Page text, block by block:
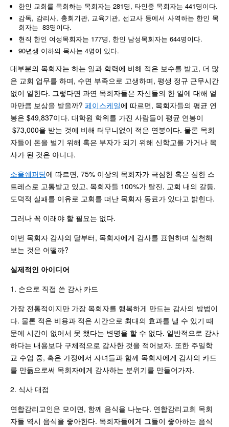
한인 교회를 목회하는 목회자는 281명, 타인종 목회자는 441명이다.
감독, 감리사, 총회기관, 교육기관, 선교사 등에서 사역하는 한인 목
회자는 83명이다.
현직 한인 여성목회자는 177명, 한인 남성목회자는 644명이다.
90년생 이하의 목사는 4명이 있다.
대부분의 목회자는 하는 일과 학력에 비해 적은 보수를 받고, 더 많
은 교회 업무를 하며, 수면 부족으로 고생하며, 평생 정규 근무시간
없이 일한다. 그렇다면 과연 목회자들은 자신들의 한 일에 대해 얼
마만큼 보상을 받을까? 페이스케일에 따르면, 목회자들의 평균 연
봉은 $49,837이다. 대학원 학위를 가진 사람들이 평균 연봉이
$73,000을 받는 것에 비해 터무니없이 적은 연봉이다. 물론 목회
자들이 돈을 벌기 위해 혹은 부자가 되기 위해 신학교를 가거나 목
사가 된 것은 아니다.
소울쉐퍼딩에 따르면, 75% 이상의 목회자가 극심한 혹은 심한 스
트레스로 고통받고 있고, 목회자들 100%가 탈진, 교회 내의 갈등,
도덕적 실패를 이유로 교회를 떠난 목회자 동료가 있다고 밝힌다.
그러나 꼭 이래야 할 필요는 없다.
이번 목회자 감사의 달부터, 목회자에게 감사를 표현하며 실천해
보는 것은 어떨까?
실제적인 아이디어
1. 손으로 직접 쓴 감사 카드
가장 전통적이지만 가장 목회자를 행복하게 만드는 감사의 방법이
다. 물론 적은 비용과 적은 시간으로 최대의 효과를 낼 수 있기 때
문에 시간이 없어서 못 했다는 변명을 할 수 없다. 일반적으로 감사
하다는 내용보다 구체적으로 감사한 것을 적어보자. 또한 주일학
교 수업 중, 혹은 가정에서 자녀들과 함께 목회자에게 감사의 카드
를 만듦으로써 목회자에게 감사하는 분위기를 만들어가자.
2. 식사 대접
연합감리교인은 모이면, 함께 음식을 나눈다. 연합감리교회 목회
자들 역시 음식을 좋아한다. 목회자들에게 그들이 좋아하는 음식